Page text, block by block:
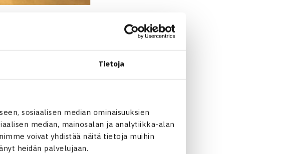
Tietoja
sosiaalisen median ominaisuuksien
median, mainosalan ja analytiikka-alan
voivat yhdistää näitä tietoja muihin
heidän palvelujaan.
kesällä ulkokenttien Suomen mestaruuden
eteni loppuotteluun selkeällä 6-1 6-3
(HVS).
Kotka) jaJussi Tiainen(Smash). Pari voitti